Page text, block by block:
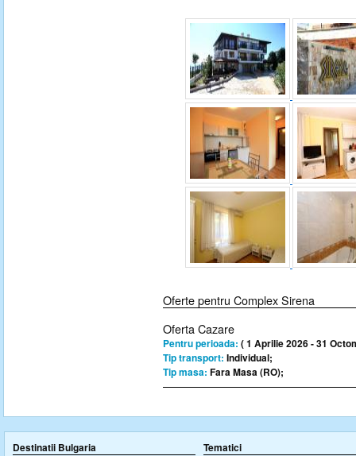
Oferte pentru Complex Sirena
Oferta Cazare
Pentru perioada: ( 1 Aprilie 2026 - 31
Tip transport: Individual;
Tip masa: Fara Masa (RO);
Destinatii Bulgaria Tematici